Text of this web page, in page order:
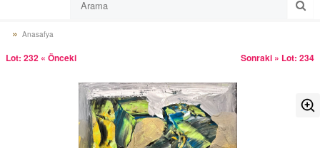
Anasafya
Lot: 232 « Önceki Sonraki » Lot: 234